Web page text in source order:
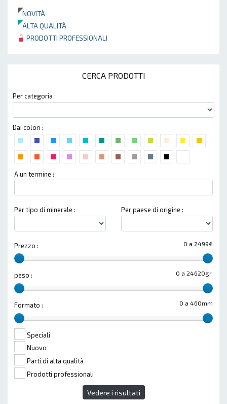
NOVITÀ
ALTA QUALITÀ
PRODOTTI PROFESSIONALI
CERCA PRODOTTI
Per categoria :
Dai colori :
A un termine :
Per tipo di minerale : Per paese di origine :
0 a 2499€
Prezzo :
0 a 24620gr.
peso :
0 a 460mm
Formato :
Speciali
Nuovo
Parti di alta qualità
Prodotti professionali
Vedere i risultati